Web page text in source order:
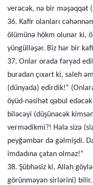
verəcək, nə bir məşəqqət
36. Kafir olanları
ölümünə hökm olunar ki,
yüngülləşər. Biz hər bir
37. Onlar orada fəryad
buradan çıxart ki, saleh
(dünyada) edirdik!”
öyüd-nəsihət qəbul
biləcəyi (düşünəcək
vermədikmi?! Hələ sizə
peyğəmbər də gəlmişdi.
imdadına çatan olmaz!”
38. Şübhəsiz ki, Allah
görünməyən sirlərini)